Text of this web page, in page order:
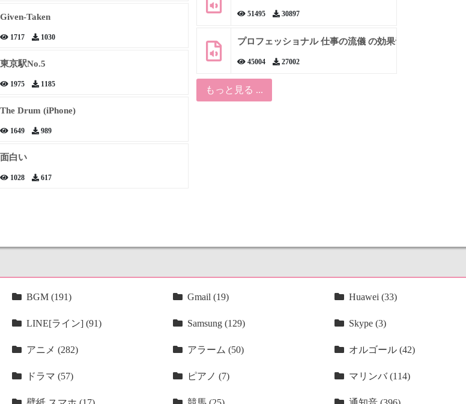
Given-Taken
1717 1030
東京駅No.5
1975 1185
The Drum (iPhone)
1649 989
面白い
1028 617
51495 30897
プロフェッショナル 仕事の流儀 の効果音
45004 27002
もっと見る ...
BGM (191) Gmail (19) Huawei (33)
LINE[ライン] (91) Samsung (129) Skype (3)
アニメ (282) アラーム (50) オルゴール (42)
ドラマ (57) ピアノ (7) マリンバ (114)